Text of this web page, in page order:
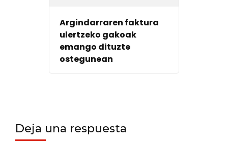
Argindarraren faktura
ulertzeko gakoak
emango dituzte
ostegunean
Deja una respuesta